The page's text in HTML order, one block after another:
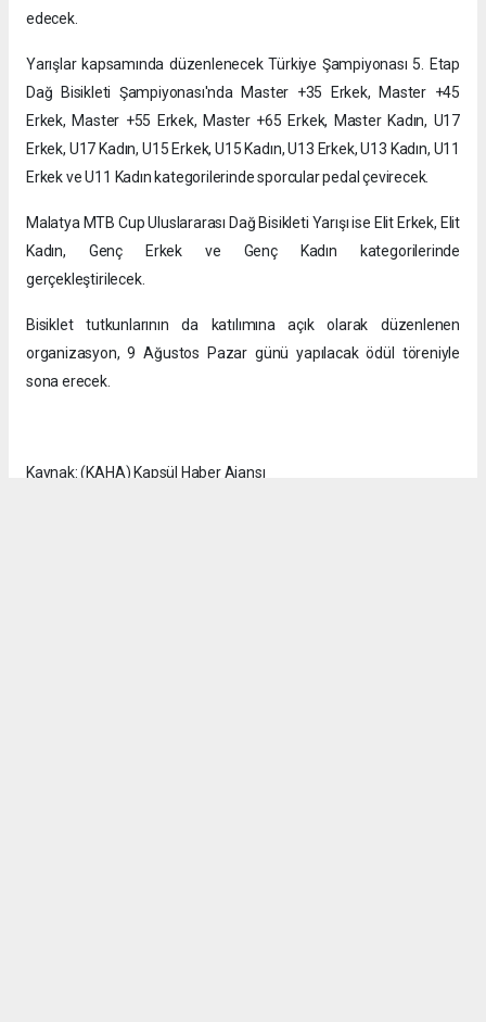
edecek.
Yarışlar kapsamında düzenlenecek Türkiye Şampiyonası 5. Etap
Dağ Bisikleti Şampiyonası'nda Master +35 Erkek, Master +45
Erkek, Master +55 Erkek, Master +65 Erkek, Master Kadın, U17
Erkek, U17 Kadın, U15 Erkek, U15 Kadın, U13 Erkek, U13 Kadın, U11
Erkek ve U11 Kadın kategorilerinde sporcular pedal çevirecek.
Malatya MTB Cup Uluslararası Dağ Bisikleti Yarışı ise Elit Erkek, Elit
Kadın, Genç Erkek ve Genç Kadın kategorilerinde
gerçekleştirilecek.
Bisiklet tutkunlarının da katılımına açık olarak düzenlenen
organizasyon, 9 Ağustos Pazar günü yapılacak ödül töreniyle
sona erecek.
Kaynak: (KAHA) Kapsül Haber Ajansı